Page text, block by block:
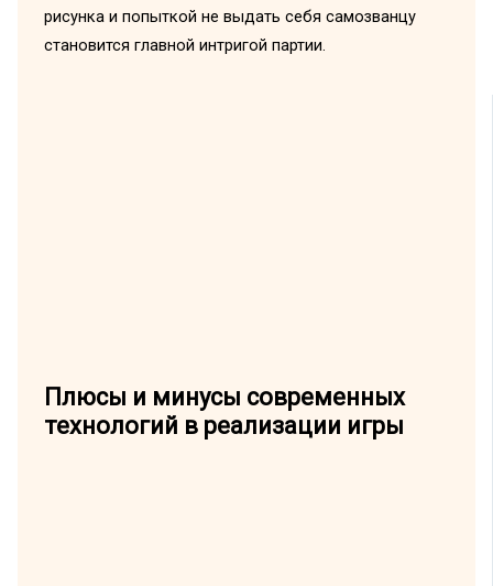
рисунка и попыткой не выдать себя самозванцу
становится главной интригой партии.
Плюсы и минусы современных
технологий в реализации игры